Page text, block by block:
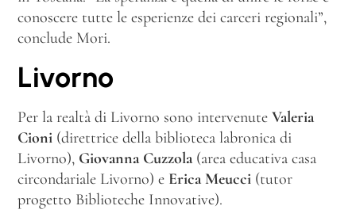
conoscere tutte le esperienze dei carceri regionali”,
conclude Mori.
Livorno
Per la realtà di Livorno sono intervenute Valeria
Cioni (direttrice della biblioteca labronica di
Livorno), Giovanna Cuzzola (area educativa casa
circondariale Livorno) e Erica Meucci (tutor
progetto Biblioteche Innovative).